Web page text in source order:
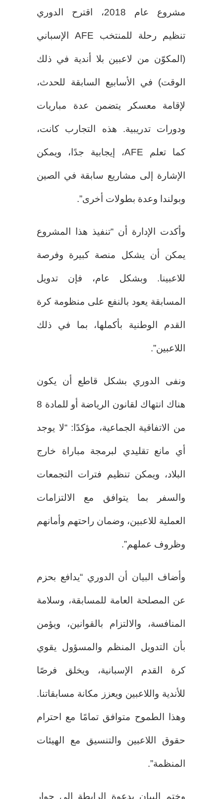
مشروع عام 2018، اقترح الدوري
تنظيم رحلة للمنتخب AFE الإسباني
(المكوّن من لاعبين بلا أندية في ذلك
الوقت) في الأسابيع السابقة للحدث،
لإقامة معسكر يتضمن عدة مباريات
ودورات تدريبية. هذه التجارب كانت،
كما تعلم AFE، إيجابية جدًا، ويمكن
الإشارة إلى مشاريع سابقة في الصين
وبولندا وعدة بطولات أخرى”.
وأكدت الإدارة أن “تنفيذ هذا المشروع
يمكن أن يشكل منصة كبيرة وفرصة
للاعبينا. وبشكل عام، فإن تدويل
المسابقة يعود بالنفع على منظومة كرة
القدم الوطنية بأكملها، بما في ذلك
اللاعبين”.
ونفى الدوري بشكل قاطع أن يكون
هناك انتهاك لقانون الرياضة أو للمادة 8
من الاتفاقية الجماعية، مؤكدًا: “لا يوجد
أي مانع تقليدي لبرمجة مباراة خارج
البلاد، ويمكن تنظيم فترات التجمعات
والسفر بما يتوافق مع الالتزامات
العملية للاعبين، وضمان راحتهم وأمانهم
وظروف عملهم”.
وأضاف البيان أن الدوري “يدافع بحزم
عن المصلحة العامة للمسابقة، وسلامة
المنافسة، والالتزام بالقوانين، ويؤمن
بأن التدويل المنظم والمسؤول يقوي
كرة القدم الإسبانية، ويخلق فرصًا
للأندية واللاعبين ويعزز مكانة مسابقاتنا.
وهذا الطموح متوافق تمامًا مع احترام
حقوق اللاعبين والتنسيق مع الهيئات
المنظمة”.
وختم البيان بدعوة الرابطة إلى حوار